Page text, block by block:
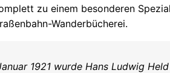
zu einem besonderen
Wanderbücherei.
1921 wurde Hans Ludwig Held